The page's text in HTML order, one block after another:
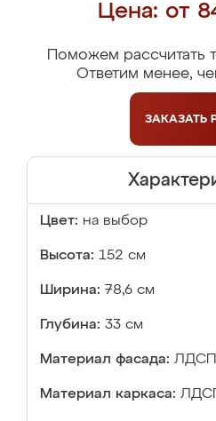
Цена: от
Поможем рассчитать
Ответим менее,
ЗАКАЗАТЬ
Цвет: на выбор
Высота: 152 см
Ширина: 78,6 см
Глубина: 33 см
Материал фасада: ЛДСП
Материал каркаса: ЛДСП